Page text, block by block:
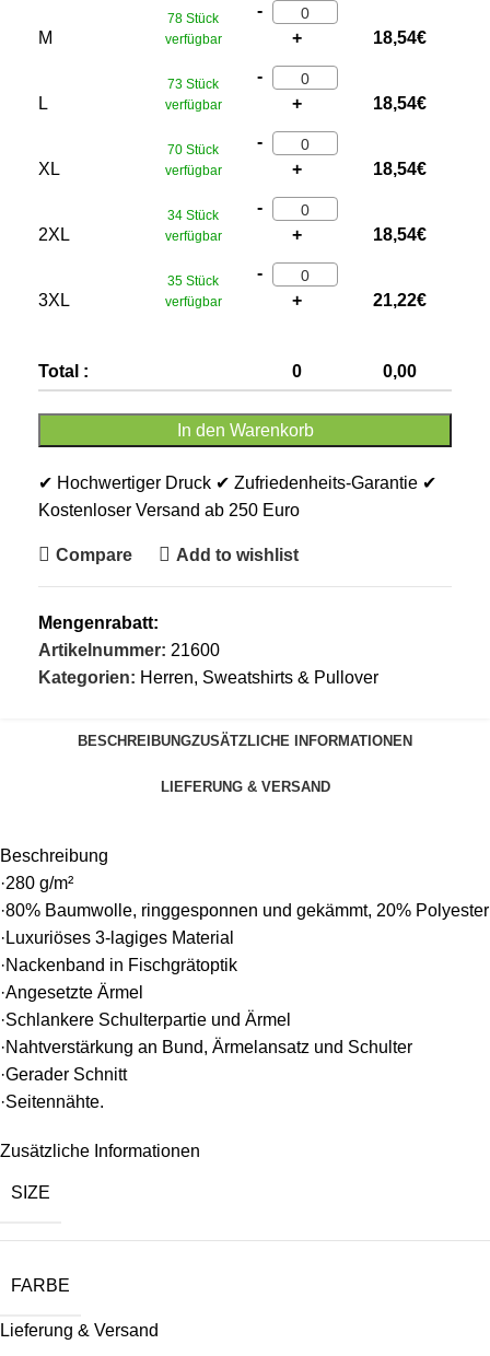
M
78 Stück
verfügbar
-
+
18,54€
L
73 Stück
verfügbar
-
+
18,54€
XL
70 Stück
verfügbar
-
+
18,54€
2XL
34 Stück
verfügbar
-
+
18,54€
3XL
35 Stück
verfügbar
-
+
21,22€
Total : 0 0,00
In den Warenkorb
✔ Hochwertiger Druck ✔ Zufriedenheits-Garantie ✔
Kostenloser Versand ab 250 Euro
Compare Add to wishlist
Mengenrabatt:
Artikelnummer: 21600
Kategorien: Herren, Sweatshirts & Pullover
BESCHREIBUNGZUSÄTZLICHE INFORMATIONEN
LIEFERUNG & VERSAND
Beschreibung
·280 g/m²
·80% Baumwolle, ringgesponnen und gekämmt, 20% Polyester
·Luxuriöses 3-lagiges Material
·Nackenband in Fischgrätoptik
·Angesetzte Ärmel
·Schlankere Schulterpartie und Ärmel
·Nahtverstärkung an Bund, Ärmelansatz und Schulter
·Gerader Schnitt
·Seitennähte.
Zusätzliche Informationen
SIZE
FARBE
Lieferung & Versand